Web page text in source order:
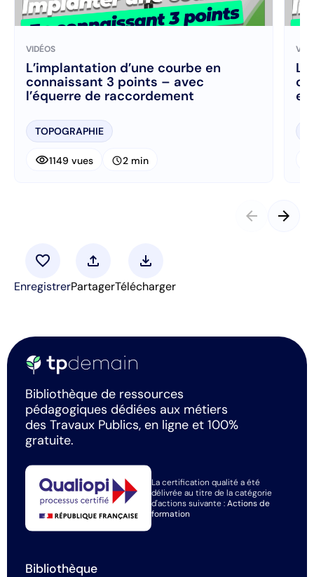
VIDÉOS
L’implantation d’une courbe en
connaissant 3 points – avec
l’équerre de raccordement
TOPOGRAPHIE
visibility1149 vues schedule2 min
et
arrow_back arrow_forward
favorite
Enregistrer
upload
Partager
download
Télécharger
Bibliothèque de ressources
pédagogiques dédiées aux métiers
des Travaux Publics, en ligne et 100%
gratuite.
La certification qualité a été
délivrée au titre de la catégorie
d'actions suivante :Actions de
formation
Bibliothèque